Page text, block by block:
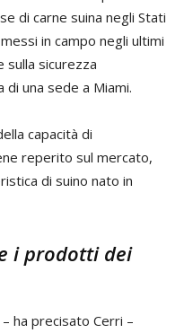
di carne suina negli Stati
in campo negli ultimi
sulla sicurezza
di una sede a Miami.
capacità di
reperito sul mercato,
di suino nato in
i prodotti dei
ha precisato Cerri –